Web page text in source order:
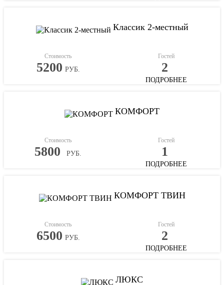
Классик 2-местный
Стоимость
5200 РУБ.
Гостей
2
ПОДРОБНЕЕ
КОМФОРТ
Стоимость
5800 РУБ.
Гостей
1
ПОДРОБНЕЕ
КОМФОРТ ТВИН
Стоимость
6500 РУБ.
Гостей
2
ПОДРОБНЕЕ
ЛЮКС